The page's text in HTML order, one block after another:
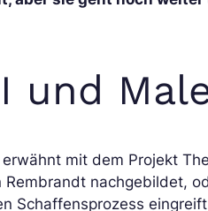
und
mit dem Projekt
nachgebildet,
Schaffensprozess